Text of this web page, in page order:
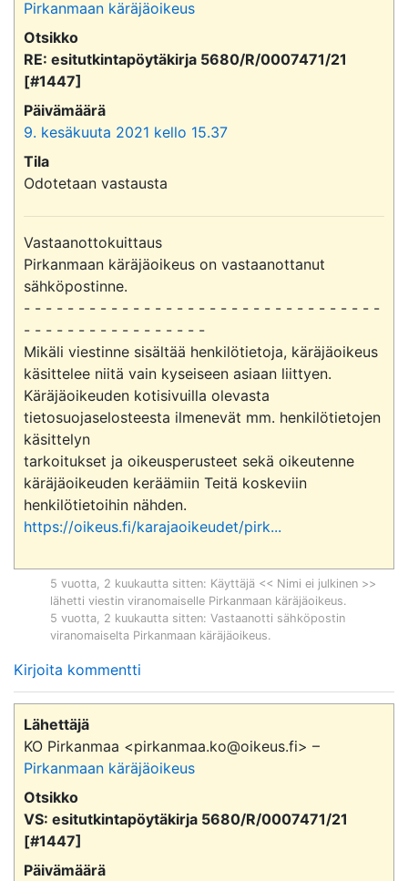
Pirkanmaan käräjäoikeus
Otsikko
RE: esitutkintapöytäkirja 5680/R/0007471/21
[#1447]
Päivämäärä
9. kesäkuuta 2021 kello 15.37
Tila
Odotetaan vastausta
Vastaanottokuittaus
Pirkanmaan käräjäoikeus on vastaanottanut
sähköpostinne.
- - - - - - - - - - - - - - - - - - - - - - - - - - - - - - - - -
- - - - - - - - - - - - - - - - -
Mikäli viestinne sisältää henkilötietoja, käräjäoikeus
käsittelee niitä vain kyseiseen asiaan liittyen.
Käräjäoikeuden kotisivuilla olevasta
tietosuojaselosteesta ilmenevät mm. henkilötietojen
käsittelyn
tarkoitukset ja oikeusperusteet sekä oikeutenne
käräjäoikeuden keräämiin Teitä koskeviin
https://oikeus.fi/karajaoikeudet/pirk...
5 vuotta, 2 kuukautta sitten: Käyttäjä << Nimi ei julkinen >>
lähetti viestin viranomaiselle Pirkanmaan käräjäoikeus.
5 vuotta, 2 kuukautta sitten: Vastaanotti sähköpostin
viranomaiselta Pirkanmaan käräjäoikeus.
Kirjoita kommentti
Lähettäjä
KO Pirkanmaa <pirkanmaa.ko@oikeus.fi> –
Pirkanmaan käräjäoikeus
Otsikko
VS: esitutkintapöytäkirja 5680/R/0007471/21
[#1447]
Päivämäärä